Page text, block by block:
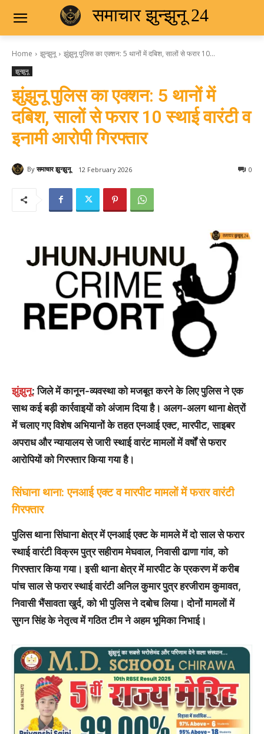
समाचार झुन्झुनू 24
Home झुन्झुनू झुंझुनू पुलिस का एक्शन: 5 थानों में दबिश, सालों से फरार 10...
झुन्झुनू
झुंझुनू पुलिस का एक्शन: 5 थानों में
दबिश, सालों से फरार 10 स्थाई वारंटी व
इनामी आरोपी गिरफ्तार
By समाचार झुन्झुनू 12 February 2026 0
झुंझुनू: जिले में कानून-व्यवस्था को मजबूत करने के लिए पुलिस ने एक
साथ कई बड़ी कार्रवाइयों को अंजाम दिया है। अलग-अलग थाना क्षेत्रों
में चलाए गए विशेष अभियानों के तहत एनआई एक्ट, मारपीट, साइबर
अपराध और न्यायालय से जारी स्थाई वारंट मामलों में वर्षों से फरार
आरोपियों को गिरफ्तार किया गया है।
सिंघाना थाना: एनआई एक्ट व मारपीट मामलों में फरार वारंटी
गिरफ्तार
पुलिस थाना सिंघाना क्षेत्र में एनआई एक्ट के मामले में दो साल से फरार
स्थाई वारंटी विक्रम पुत्र सहीराम मेघवाल, निवासी ढाणा गांव, को
गिरफ्तार किया गया। इसी थाना क्षेत्र में मारपीट के प्रकरण में करीब
पांच साल से फरार स्थाई वारंटी अनिल कुमार पुत्र हरजीराम कुमावत,
निवासी भैंसावता खुर्द, को भी पुलिस ने दबोच लिया। दोनों मामलों में
सुगन सिंह के नेतृत्व में गठित टीम ने अहम भूमिका निभाई।